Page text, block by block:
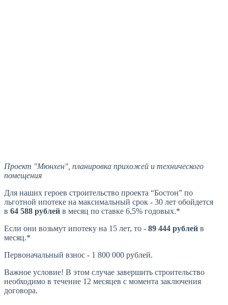
Проект "Мюнхен", планировка прихожей и технического
помещения
Для наших героев строительство проекта “Бостон” по
льготной ипотеке на максимальный срок - 30 лет обойдется
в 64 588 рублей в месяц по ставке 6,5% годовых.*
Если они возьмут ипотеку на 15 лет, то - 89 444 рублей в
месяц.*
Первоначальный взнос - 1 800 000 рублей.
Важное условие! В этом случае завершить строительство
необходимо в течение 12 месяцев с момента заключения
договора.